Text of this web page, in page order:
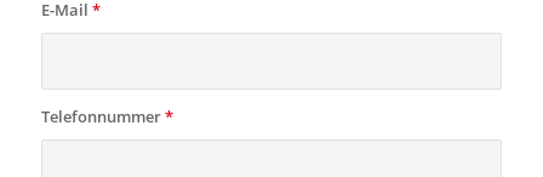
E-Mail *
Telefonnummer*